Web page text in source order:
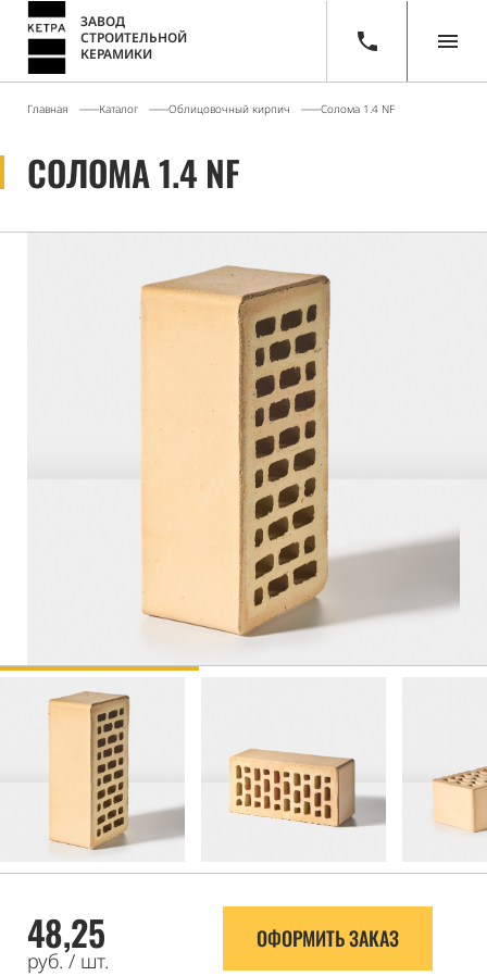
ЗАВОД
СТРОИТЕЛЬНОЙ
КЕРАМИКИ
Главная Каталог Облицовочный кирпич Солома 1.4 NF
СОЛОМА 1.4 NF
48,25
руб. / шт.
ОФОРМИТЬ ЗАКАЗ